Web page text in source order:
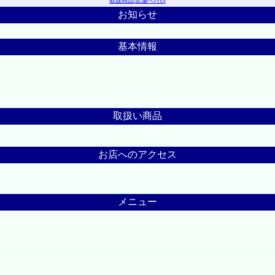
お知らせ
基本情報
取扱い商品
お店へのアクセス
メニュー